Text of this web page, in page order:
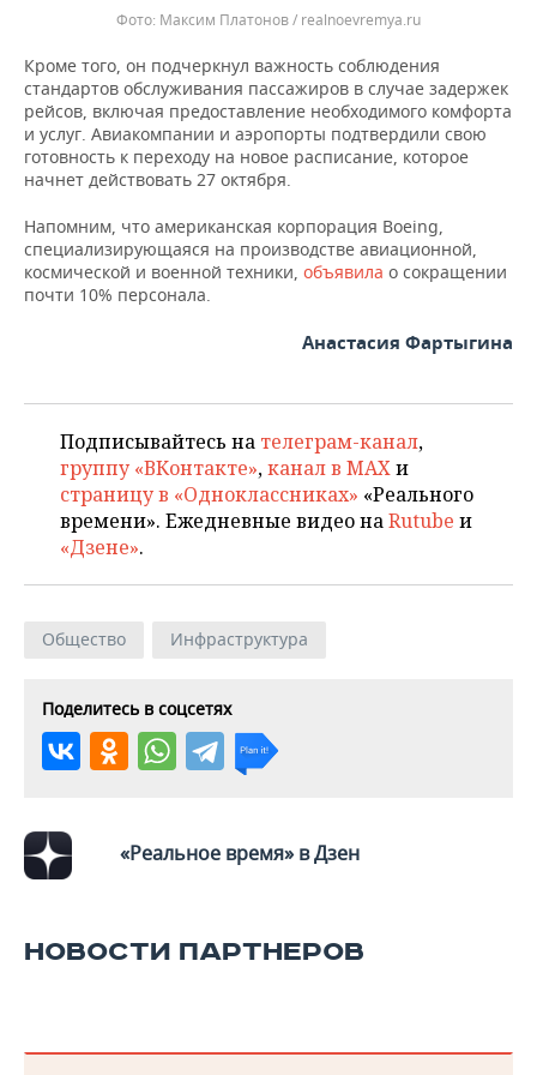
Максим Платонов / realnoevremya.ru
Кроме того, он подчеркнул важность соблюдения
стандартов обслуживания пассажиров в случае задержек
рейсов, включая предоставление необходимого комфорта
и услуг. Авиакомпании и аэропорты подтвердили свою
готовность к переходу на новое расписание, которое
начнет действовать 27 октября.
Напомним, что американская корпорация Boeing,
специализирующаяся на производстве авиационной,
космической и военной техники, объявила о сокращении
почти 10% персонала.
Анастасия Фартыгина
Подписывайтесь на телеграм-канал,
группу «ВКонтакте»,канал в MAXи
страницу в «Одноклассниках» «Реального
времени». Ежедневные видео наRutube и
«Дзене».
Общество Инфраструктура
Поделитесь в соцсетях
«Реальное время» в Дзен
НОВОСТИ ПАРТНЕРОВ